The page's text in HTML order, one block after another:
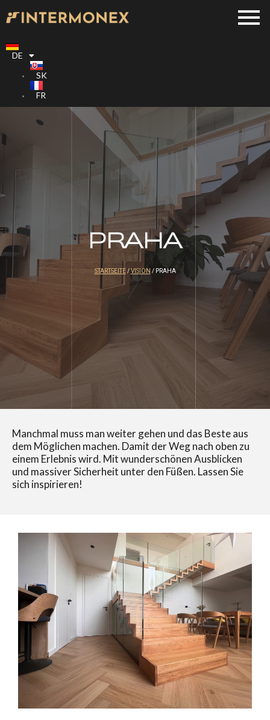
DE
SK
FR
PRAHA
STARTSEITE/VISION / PRAHA
Manchmal muss man weiter gehen und das Beste aus
dem Möglichen machen. Damit der Weg nach oben zu
einem Erlebnis wird. Mit wunderschönen Ausblicken
und massiver Sicherheit unter den Füßen. Lassen Sie
sich inspirieren!